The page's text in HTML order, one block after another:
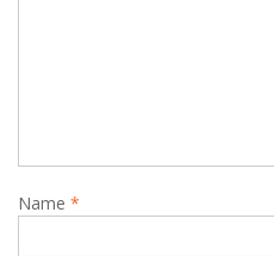
Name *